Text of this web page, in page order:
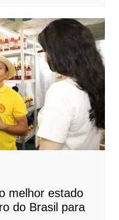
melhor estado
do Brasil para